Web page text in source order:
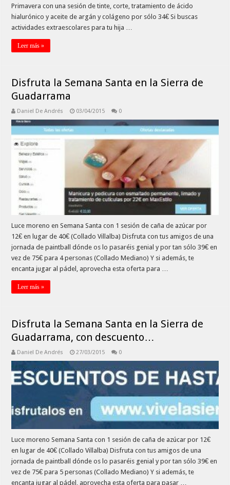
Primavera con una sesión de tinte, corte, tratamiento de ácido
hialurónico y aceite de argán y colágeno por sólo 34€ Si buscas
actividades extraescolares para tu hija …
Leer más »
Disfruta la Semana Santa en la Sierra de
Guadarrama
Daniel De Andrés 03/04/2015 0
Luce moreno en Semana Santa con 1 sesión de caña de azúcar por
12€ en lugar de 40€ (Collado Villalba) Disfruta con tus amigos de una
jornada de paintball dónde os lo pasaréis genial y por tan sólo 39€ en
vez de 75€ para 4 personas (Collado Mediano) Y si además, te
encanta jugar al pádel, aprovecha esta oferta para …
Leer más »
Disfruta la Semana Santa en la Sierra de
Guadarrama, con descuento…
Daniel De Andrés 27/03/2015 0
Luce moreno Semana Santa con 1 sesión de caña de azúcar por 12€
en lugar de 40€ (Collado Villalba) Disfruta con tus amigos de una
jornada de paintball dónde os lo pasaréis genial y por tan sólo 39€ en
vez de 75€ para 5 personas (Collado Mediano) Y si además, te
encanta jugar al pádel, aprovecha esta oferta para pasar …